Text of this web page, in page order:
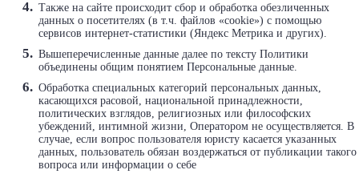
Также на сайте происходит сбор и обработка обезличенных
данных о посетителях (в т.ч. файлов «cookie») с помощью
сервисов интернет-статистики (Яндекс Метрика и других).
Вышеперечисленные данные далее по тексту Политики
объединены общим понятием Персональные данные.
Обработка специальных категорий персональных данных,
касающихся расовой, национальной принадлежности,
политических взглядов, религиозных или философских
убеждений, интимной жизни, Оператором не осуществляется. В
случае, если вопрос пользователя юристу касается указанных
данных, пользователь обязан воздержаться от публикации такого
вопроса или информации о себе